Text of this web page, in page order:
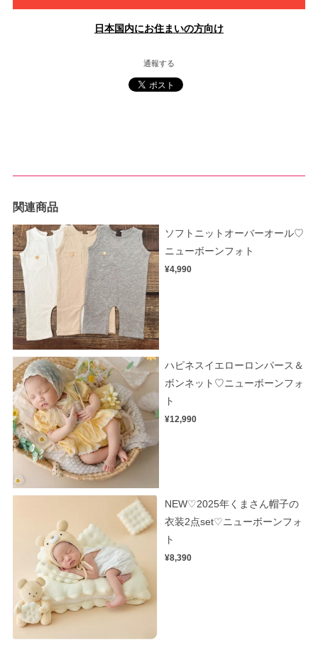
日本国内にお住まいの方向け
通報する
関連商品
ソフトニットオーバーオール♡
ニューボーンフォト
¥4,990
ハピネスイエローロンパース＆
ボンネット♡ニューボーンフォ
ト
¥12,990
NEW♡2025年くまさん帽子の
衣装2点set♡ニューボーンフォ
ト
¥8,390